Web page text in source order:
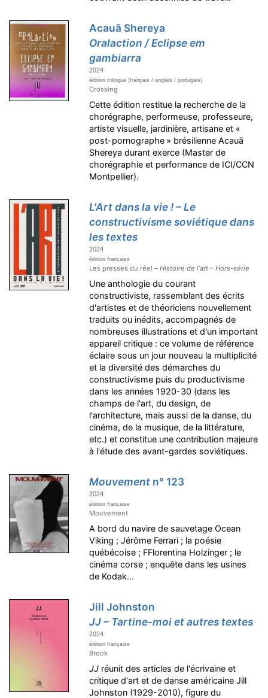
Acauã Shereya
Oralaction / Eclipse em
gambiarra
2024
édition trilingue (français / anglais / portugais)
Crossing
Cette édition restitue la recherche de la
chorégraphe, performeuse, professeure,
artiste visuelle, jardinière, artisane et «
post-pornographe » brésilienne Acauã
Shereya durant exerce (Master de
chorégraphie et performance de ICI/CCN
Montpellier).
L'Art dans la vie ! – Le
constructivisme soviétique dans
les textes
2024
édition française
Les presses du réel –Histoire de l'art – Hors-série
Une anthologie du courant
constructiviste, rassemblant des écrits
d'artistes et de théoriciens nouvellement
traduits ou inédits, accompagnés de
nombreuses illustrations et d'un important
appareil critique : ce volume de référence
éclaire sous un jour nouveau la multiplicité
et la diversité des démarches du
constructivisme puis du productivisme
dans les années 1920-30 (dans les
champs de l'art, du design, de
l'architecture, mais aussi de la danse, du
cinéma, de la musique, de la littérature,
etc.) et constitue une contribution majeure
à l'étude des avant-gardes soviétiques.
Mouvement n° 123
2024
édition française
Mouvement
A bord du navire de sauvetage Ocean
Viking ; Jérôme Ferrari ; la poésie
québécoise ; FFlorentina Holzinger ; le
cinéma corse ; enquête dans les usines
de Kodak...
Jill Johnston
JJ – Tartine-moi et autres textes
2024
édition française
Brook
JJ réunit des articles de l'écrivaine et
critique d'art et de danse américaine Jill
Johnston (1929-2010), figure du